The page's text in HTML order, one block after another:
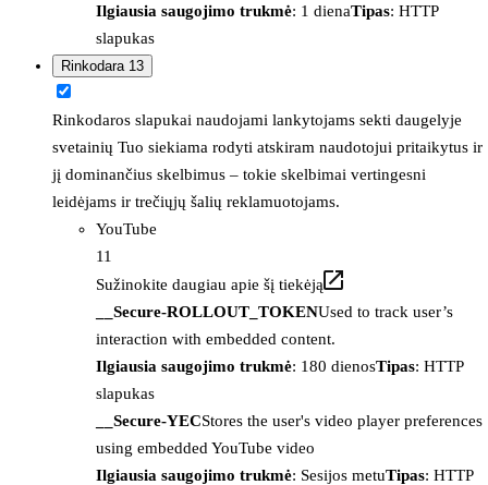
Ilgiausia saugojimo trukmė: 1 dienaTipas: HTTP
slapukas
Rinkodara 13
Rinkodaros slapukai naudojami lankytojams sekti daugelyje
svetainių Tuo siekiama rodyti atskiram naudotojui pritaikytus ir
jį dominančius skelbimus – tokie skelbimai vertingesni
leidėjams ir trečiųjų šalių reklamuotojams.
YouTube
11
Sužinokite daugiau apie šį tiekėją
__Secure-ROLLOUT_TOKENUsed to track user’s
interaction with embedded content.
Ilgiausia saugojimo trukmė: 180 dienosTipas: HTTP
slapukas
__Secure-YECStores the user's video player preferences
using embedded YouTube video
Ilgiausia saugojimo trukmė: Sesijos metuTipas: HTTP